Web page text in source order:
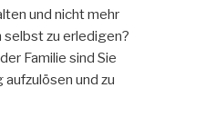
und nicht mehr
zu erledigen?
Familie sind Sie
und zu